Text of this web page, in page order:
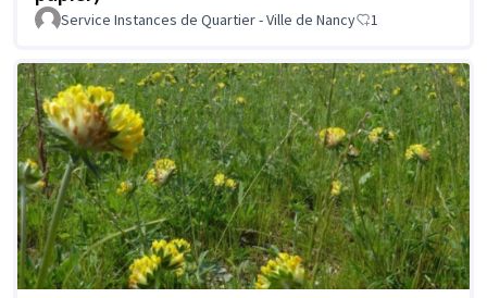
Service Instances de Quartier - Ville de Nancy 1